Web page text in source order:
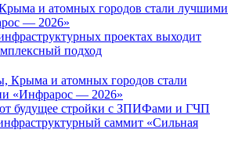
и атомных городов стали лучшими
— 2026»
проектах выходит
подход
будущее стройки с ЗПИФами и ГЧП
саммит «Сильная